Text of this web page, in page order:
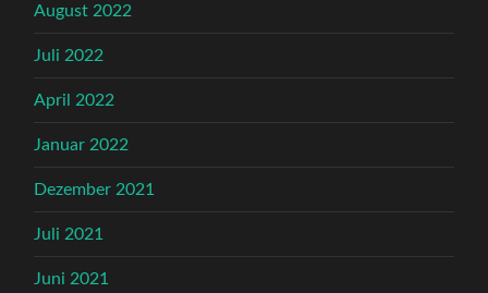
August 2022
Juli 2022
April 2022
Januar 2022
Dezember 2021
Juli 2021
Juni 2021